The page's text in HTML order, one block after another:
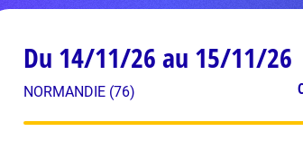
Du 14/11/26 au 15/11/26
NORMANDIE (76)